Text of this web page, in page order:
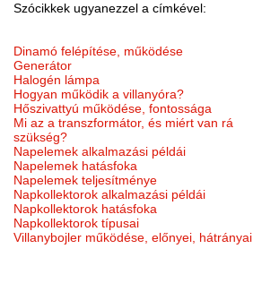
Szócikkek ugyanezzel a címkével:
Dinamó felépítése, működése
Generátor
Halogén lámpa
Hogyan működik a villanyóra?
Hőszivattyú működése, fontossága
Mi az a transzformátor, és miért van rá
szükség?
Napelemek alkalmazási példái
Napelemek hatásfoka
Napelemek teljesítménye
Napkollektorok alkalmazási példái
Napkollektorok hatásfoka
Napkollektorok típusai
Villanybojler működése, előnyei, hátrányai